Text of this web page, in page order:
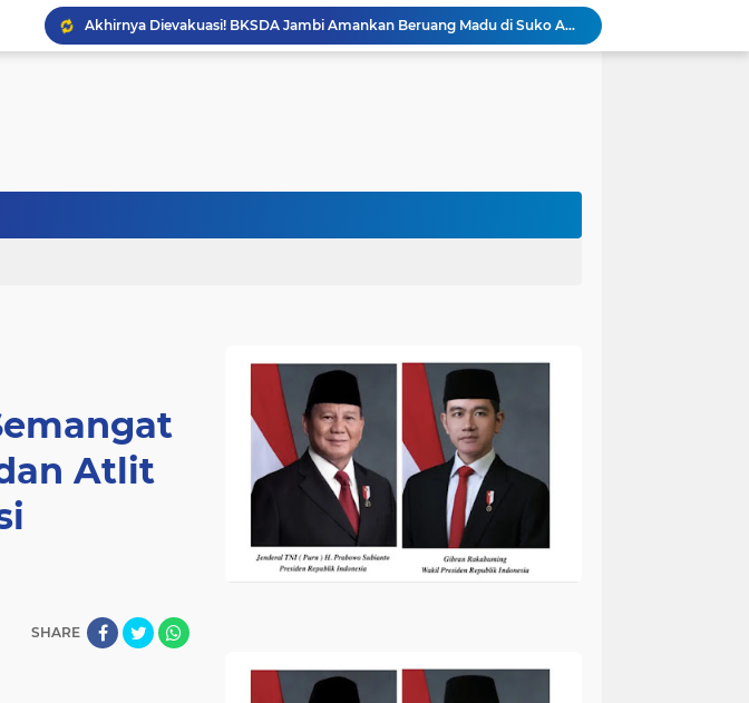
Akhirnya Dievakuasi! BKSDA Jambi Amankan Beruang Madu di Suko Awin Jaya
Penampakan Beruang di Suko Awin Jaya, Kades Idawati: Sudah Lapor BKSDA Jambi
Warga Panca Bakti Lega, Cincin Nyangkut di Jari Berhasil Dilepas Damkar Sungai Bahar`
Atlit
SHARE